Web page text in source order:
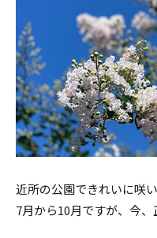
近所の公園できれいに咲
7月から10月ですが、今、